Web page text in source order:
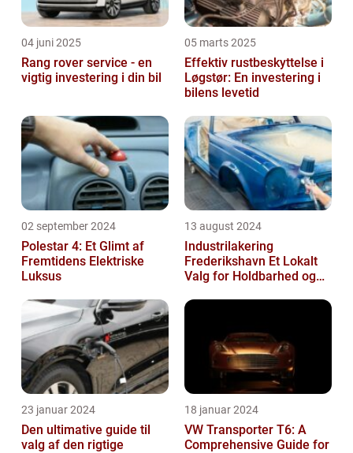
04 juni 2025
Rang rover service - en
vigtig investering i din bil
05 marts 2025
Effektiv rustbeskyttelse i
Løgstør: En investering i
bilens levetid
02 september 2024
Polestar 4: Et Glimt af
Fremtidens Elektriske
Luksus
13 august 2024
Industrilakering
Frederikshavn Et Lokalt
Valg for Holdbarhed og
23 januar 2024
Den ultimative guide til
valg af den rigtige
18 januar 2024
VW Transporter T6: A
Comprehensive Guide for